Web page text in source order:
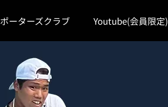
ーターズクラブ Youtube(会員限定)